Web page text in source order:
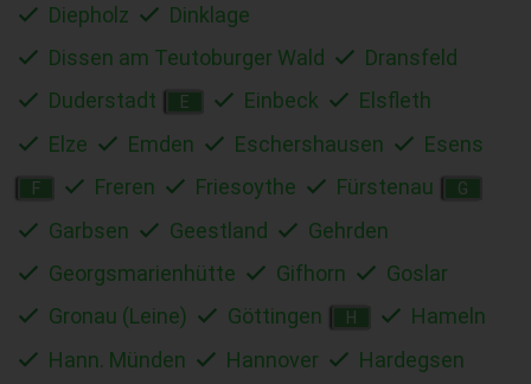
Diepholz
Dinklage
Dissen am Teutoburger Wald
Dransfeld
Duderstadt
E Einbeck
Elsfleth
Elze
Emden Eschershausen Esens
F Freren Friesoythe Fürstenau G
Garbsen Geestland
Gehrden
Georgsmarienhütte
Gifhorn
Goslar
Gronau (Leine)
Göttingen H
Hameln
Hann. Münden
Hannover
Hardegsen